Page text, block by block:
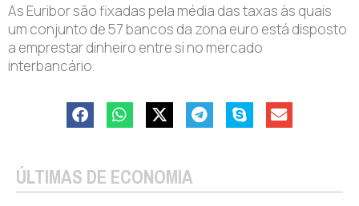
As Euribor são fixadas pela média das taxas às quais
um conjunto de 57 bancos da zona euro está disposto
a emprestar dinheiro entre si no mercado
interbancário.
ÚLTIMAS DE ECONOMIA